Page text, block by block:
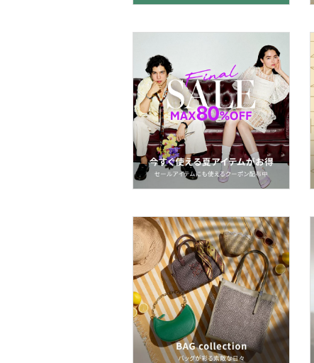
ー用品
スーツ・フォーマル
水着・スイムグッズ
着物・浴衣・和装小物
ベースメイク
メイクアップ
ネイル
ボディケア・オーラルケ